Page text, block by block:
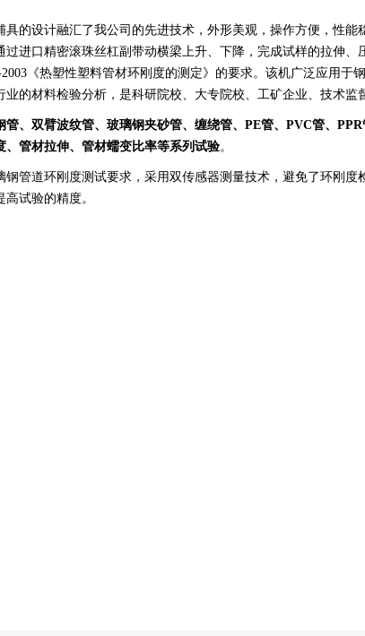
具的设计融汇了我公司的先进技术，外形美观，操作方便，性
过进口精密滚珠丝杠副带动横梁上升、下降，完成试样的拉伸
《热塑性塑料管材环刚度的测定》的要求。该机广泛应用于
业的材料检验分析，是科研院校、大专院校、工矿企业、技术监
管、双臂波纹管、玻璃钢夹砂管、缠绕管、PE管、PVC管、
、管材拉伸、管材蠕变比率等系列试验。
管道环刚度测试要求，采用双传感器测量技术，避免了环刚度
试验的精度。